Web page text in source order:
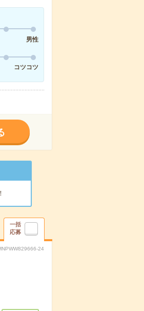
男性
コツコツ
一括
応募
24